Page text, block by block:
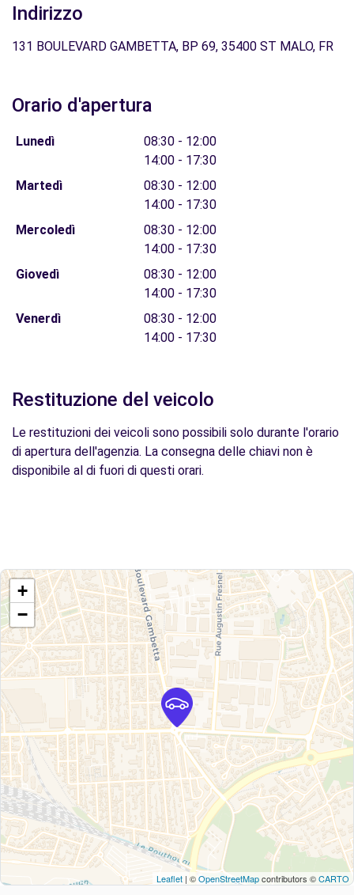
Indirizzo
131 BOULEVARD GAMBETTA, BP 69, 35400 ST MALO, FR
Orario d'apertura
Lunedì
08:30 - 12:00
14:00 - 17:30
Martedì
08:30 - 12:00
14:00 - 17:30
Mercoledì
08:30 - 12:00
14:00 - 17:30
Giovedì
08:30 - 12:00
14:00 - 17:30
Venerdì
08:30 - 12:00
14:00 - 17:30
Restituzione del veicolo
Le restituzioni dei veicoli sono possibili solo durante l'orario
di apertura dell'agenzia. La consegna delle chiavi non è
disponibile al di fuori di questi orari.
+
−
Leaflet | ©OpenStreetMapcontributors ©CARTO